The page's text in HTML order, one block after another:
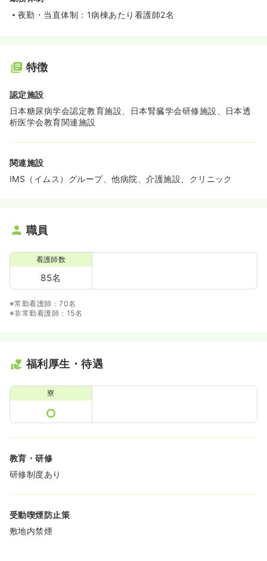
夜勤・当直体制：1病棟あたり看護師2名
特徴
認定施設
日本糖尿病学会認定教育施設、日本腎臓学会研修施設、日本透
析医学会教育関連施設
関連施設
IMS（イムス）グループ、他病院、介護施設、クリニック
職員
看護師数
85名
※常勤看護師：70名
※非常勤看護師：15名
福利厚生・待遇
寮
教育・研修
研修制度あり
受動喫煙防止策
敷地内禁煙